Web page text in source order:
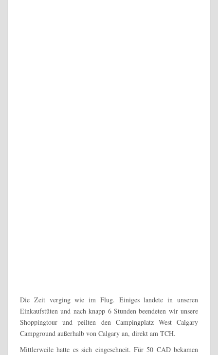
Die Zeit verging wie im Flug. Einiges landete in unseren
Einkaufstüten und nach knapp 6 Stunden beendeten wir unsere
Shoppingtour und peilten den Campingplatz West Calgary
Campground außerhalb von Calgary an, direkt am TCH.
Mittlerweile hatte es sich eingeschneit. Für 50 CAD bekamen